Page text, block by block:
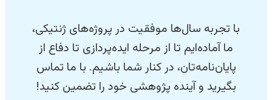
با تجربه سال‌ها موفقیت در پروژه‌های ژنتیکی،
ما آماده‌ایم تا از مرحله ایده‌پردازی تا دفاع از
پایان‌نامه‌تان، در کنار شما باشیم. با ما تماس
بگیرید و آینده پژوهشی خود را تضمین کنید!